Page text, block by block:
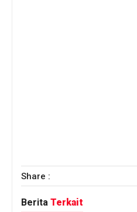
Share :
Berita Terkait